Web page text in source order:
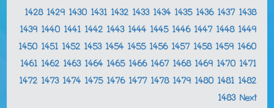
1428 1429 1430 1431 1432 1433 1434 1435 1436 1437 1438
1439 1440 1441 1442 1443 1444 1445 1446 1447 1448 1449
1450 1451 1452 1453 1454 1455 1456 1457 1458 1459 1460
1461 1462 1463 1464 1465 1466 1467 1468 1469 1470 1471
1472 1473 1474 1475 1476 1477 1478 1479 1480 1481 1482
1483 Next